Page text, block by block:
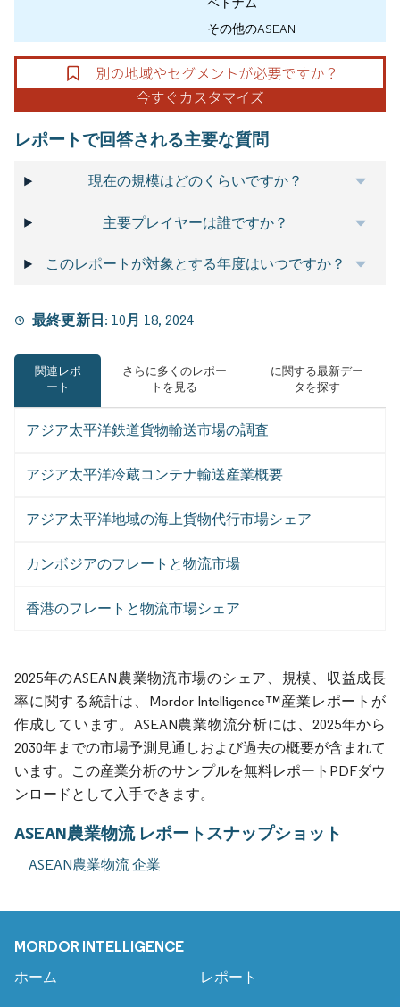
その他のASEAN
レポートで回答される主要な質問
現在の規模はどのくらいですか？
主要プレイヤーは誰ですか？
このレポートが対象とする年度はいつですか？
最終更新日: 10月 18, 2024
関連レポ
ート
さらに多くのレポー
トを見る
に関する最新デー
タを探す
アジア太平洋鉄道貨物輸送市場の調査
アジア太平洋冷蔵コンテナ輸送産業概要
アジア太平洋地域の海上貨物代行市場シェア
カンボジアのフレートと物流市場
香港のフレートと物流市場シェア
2025年のASEAN農業物流市場のシェア、規模、収益成長
率に関する統計は、Mordor Intelligence™産業レポートが
作成しています。ASEAN農業物流分析には、2025年から
2030年までの市場予測見通しおよび過去の概要が含まれて
います。この産業分析のサンプルを無料レポートPDFダウ
ンロードとして入手できます。
ASEAN農業物流 レポートスナップショット
ASEAN農業物流 企業
MORDOR INTELLIGENCE
ホーム レポート